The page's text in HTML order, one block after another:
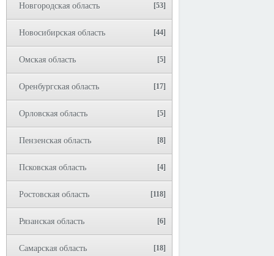
Новгородская область [53]
Новосибирская область [44]
Омская область [5]
Оренбургская область [17]
Орловская область [5]
Пензенская область [8]
Псковская область [4]
Ростовская область [118]
Рязанская область [6]
Самарская область [18]